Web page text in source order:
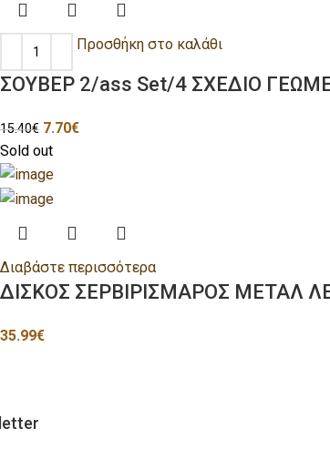
Προσθήκη στο καλάθι
ΣΟΥΒΕΡ 2/ass Set/4 ΣΧΕΔΙΟ
15.40€ 7.70€
Sold out
Διαβάστε περισσότερα
ΔΙΣΚΟΣ ΣΕΡΒΙΡΙΣΜΑΡΟΣ ΜΕΤΑΛ
35.99€